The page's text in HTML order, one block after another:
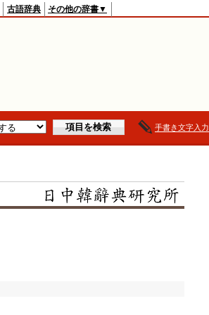
古語辞典 その他の辞書▼
手書き文字入力